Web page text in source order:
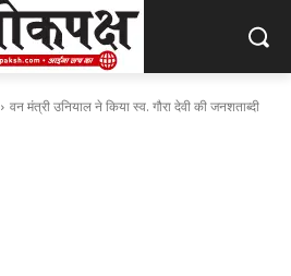
वन मंत्री उनियाल ने किया स्व. गौरा देवी की जनशताब्दी